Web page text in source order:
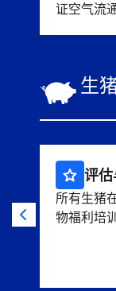
证空气流
生
评
所有生猪
物福利培